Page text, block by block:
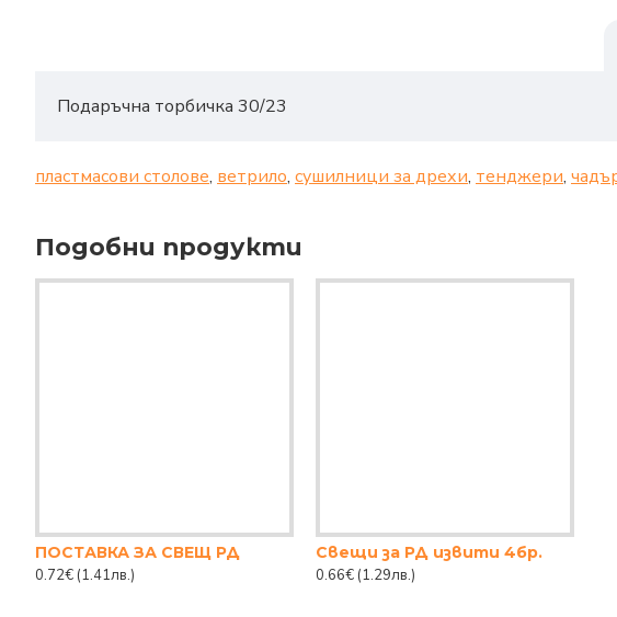
Подаръчна торбичка 30/23
пластмасови столове, ветрило, сушилници за дрехи, тенджери,
Подобни продукти
ПОСТАВКА ЗА СВЕЩ РД
0.72€ (1.41лв.)
Свещи за РД извити 4бр.
0.66€ (1.29лв.)